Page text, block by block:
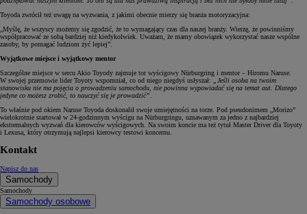
Toyoda zwrócił też uwagę na wyzwania, z jakimi obecnie mierzy się branża motoryzacyjna:
„Myślę, że wszyscy możemy się zgodzić, że to wymagający czas dla naszej branży. Wierzę, że powinniśmy
współpracować ze sobą bardziej niż kiedykolwiek. Uważam, że mamy obowiązek wykorzystać nasze wspólne
zasoby, by pomagać ludziom żyć lepiej”.
Wyjątkowe miejsce i wyjątkowy mentor
Szczególne miejsce w sercu Akio Toyody zajmuje tor wyścigowy Nürburgring i mentor – Hiromu Naruse.
W swojej przemowie lider Toyoty wspomniał, co od niego niegdyś usłyszał:
„Jeśli osoba na twoim
stanowisku nie ma pojęcia o prowadzeniu samochodu, nie powinna wypowiadać się na temat aut. Dlatego
jedyne co możesz zrobić, to nauczyć się je prowadzić”.
To właśnie pod okiem Naruse Toyoda doskonalił swoje umiejętności na torze. Pod pseudonimem „Morizo”
wielokrotnie startował w 24-godzinnym wyścigu na Nürburgringu, uznawanym za jedno z najbardziej
ekstremalnych wyzwań dla kierowców wyścigowych. Na swoim koncie ma też tytuł Master Driver dla Toyoty
i Lexusa, który otrzymują najlepsi kierowcy testowi koncernu.
Kontakt
Napisz do nas
Samochody
Samochody
Samochody osobowe